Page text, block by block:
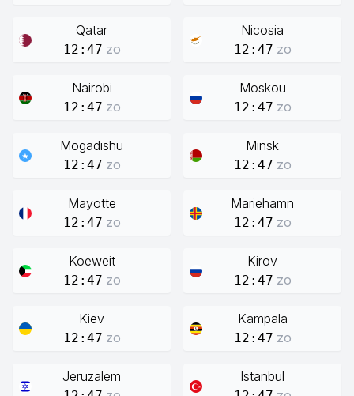
Qatar
12:47 zo
Nicosia
12:47 zo
Nairobi
12:47 zo
Moskou
12:47 zo
Mogadishu
12:47 zo
Minsk
12:47 zo
Mayotte
12:47 zo
Mariehamn
12:47 zo
Koeweit
12:47 zo
Kirov
12:47 zo
Kiev
12:47 zo
Kampala
12:47 zo
Jeruzalem Istanbul